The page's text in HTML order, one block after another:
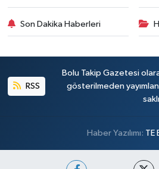
Son Dakika Haberleri
RSS
Bolu Takip Gazetesi
gösterilmeden
Haber Yazılımı: TE